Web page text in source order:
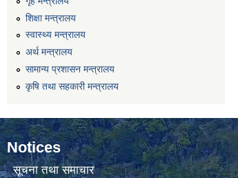
शिक्षा मन्त्रालय
स्वास्थ्य मन्त्रालय
अर्थ मन्त्रालय
सामान्य प्रशासन मन्त्रालय
कृषि तथा सहकारी मन्त्रालय
Notices
सूचना तथा समाचार